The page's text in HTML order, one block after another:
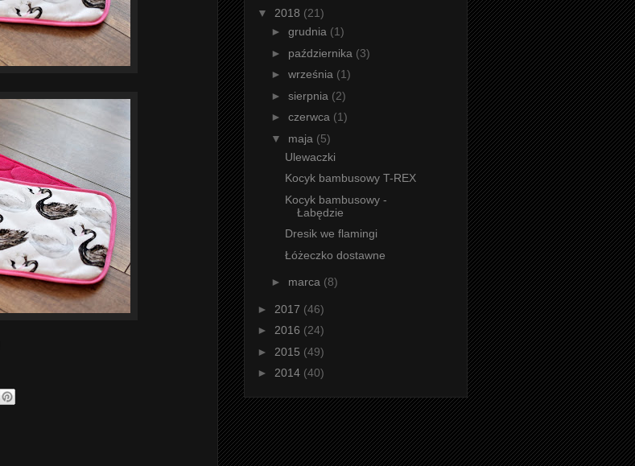
▼ 2018 (21)
► grudnia (1)
► października (3)
► września (1)
► sierpnia (2)
► czerwca (1)
▼ maja (5)
Ulewaczki
Kocyk bambusowy T-REX
Kocyk bambusowy -
Łabędzie
Dresik we flamingi
Łóżeczko dostawne
► marca (8)
► 2017 (46)
► 2016 (24)
► 2015 (49)
► 2014 (40)